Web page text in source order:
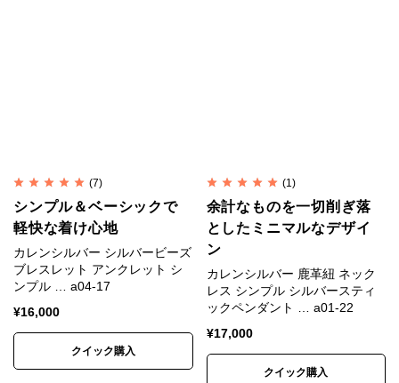
シルバーはやわらかい金属です。
純銀では傷がつきやすく装飾品に向かないため、耐久
性や強度を補う目的で銅などの金属を混ぜ合わせま
す。
一般的な装飾品は銀92.5%＋銅7.5%の合金が用いられ
これはスターリングシルバー（Sterling Silver）、
SV925と呼ばれます。
(7)
シンプル＆ベーシックで
軽快な着け心地
カレンシルバー シルバービーズ
ブレスレット アンクレット シ
ンプル … a04-17
¥16,000
クイック購入
(1)
余計なものを一切削ぎ落
としたミニマルなデザイ
ン
カレンシルバー 鹿革紐 ネック
レス シンプル シルバースティ
ックペンダント … a01-22
¥17,000
クイック購入